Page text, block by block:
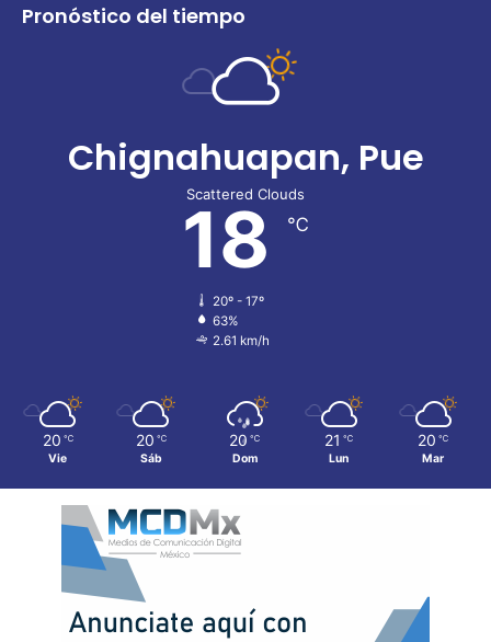
Pronóstico del tiempo
Chignahuapan, Pue
Scattered Clouds
18 ℃
20º - 17º
63%
2.61 km/h
20 ℃
Vie
20 ℃
Sáb
20 ℃
Dom
21 ℃
Lun
20 ℃
Mar